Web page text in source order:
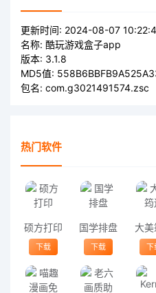
更新时间: 2024-08-07
名称: 酷玩游戏盒子app
版本: 3.1.8
MD5值:
包名: com.g3021491574.zsc
热门软件
硕方打印
下载
国学排盘
下载
大
下